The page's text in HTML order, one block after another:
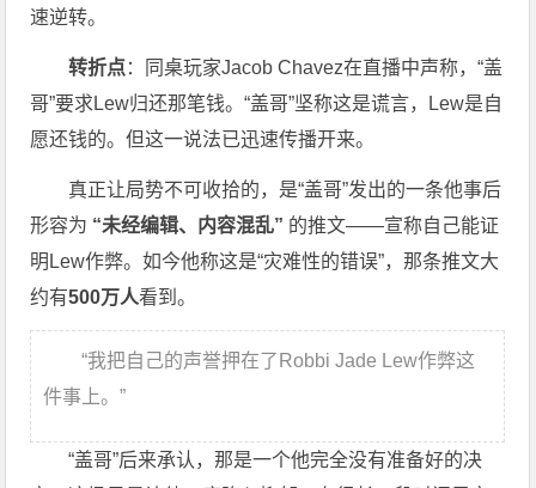
速逆转。
转折点：同桌玩家Jacob Chavez在直播中声称，“盖
哥”要求Lew归还那笔钱。“盖哥”坚称这是谎言，Lew是自
愿还钱的。但这一说法已迅速传播开来。
真正让局势不可收拾的，是“盖哥”发出的一条他事后
形容为 “未经编辑、内容混乱” 的推文——宣称自己能证
明Lew作弊。如今他称这是“灾难性的错误”，那条推文大
约有500万人看到。
“我把自己的声誉押在了Robbi Jade Lew作弊这
件事上。”
“盖哥”后来承认，那是一个他完全没有准备好的决